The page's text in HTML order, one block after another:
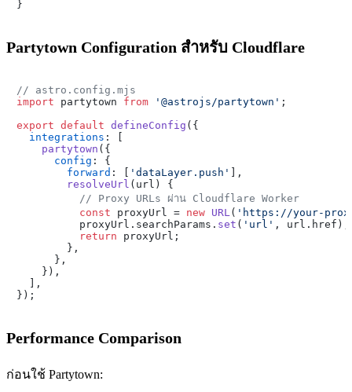
Partytown Configuration สำหรับ Cloudflare
// astro.config.mjs
import partytown from '@astrojs/partytown' ;
export default defineConfig ({
integrations : [
partytown ({
config : {
forward : [ 'dataLayer.push'
],
resolveUrl ( url ) {
// Proxy URLs ผ่าน Cloudflare Worker
const proxyUrl = new URL( 'https://your-
          proxyUrl.
searchParams . set ( 'url' , url. href );
return proxyUrl;
        },
      },
    }),
  ],
Performance Comparison
ก่อนใช้ Partytown: